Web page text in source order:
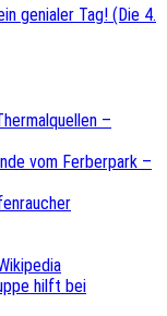
genialer Tag! (Die 4.
–
vom Ferberpark –
hilft bei